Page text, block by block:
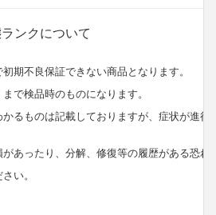
ンクについて
期不良保証できない商品となります。
で検品時のものになります。
るものは記載しておりますが、症状が進
あったり、分解、修復等の履歴がある恐れ
い。